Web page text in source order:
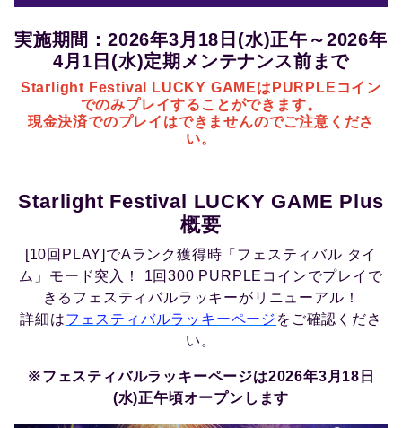
実施期間：2026年3月18日(水)正午～2026年
4月1日(水)定期メンテナンス前まで
Starlight Festival LUCKY GAMEはPURPLEコイン
でのみプレイすることができます。
現金決済でのプレイはできませんのでご注意くださ
い。
Starlight Festival LUCKY GAME Plus
概要
[10回PLAY]でAランク獲得時「フェスティバル タイ
ム」モード突入！ 1回300 PURPLEコインでプレイで
きるフェスティバルラッキーがリニューアル！
詳細はフェスティバルラッキーページ をご確認くださ
い。
※フェスティバルラッキーページは2026年3月18日
(水)正午頃オープンします